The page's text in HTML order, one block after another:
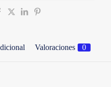
Valoraciones 0